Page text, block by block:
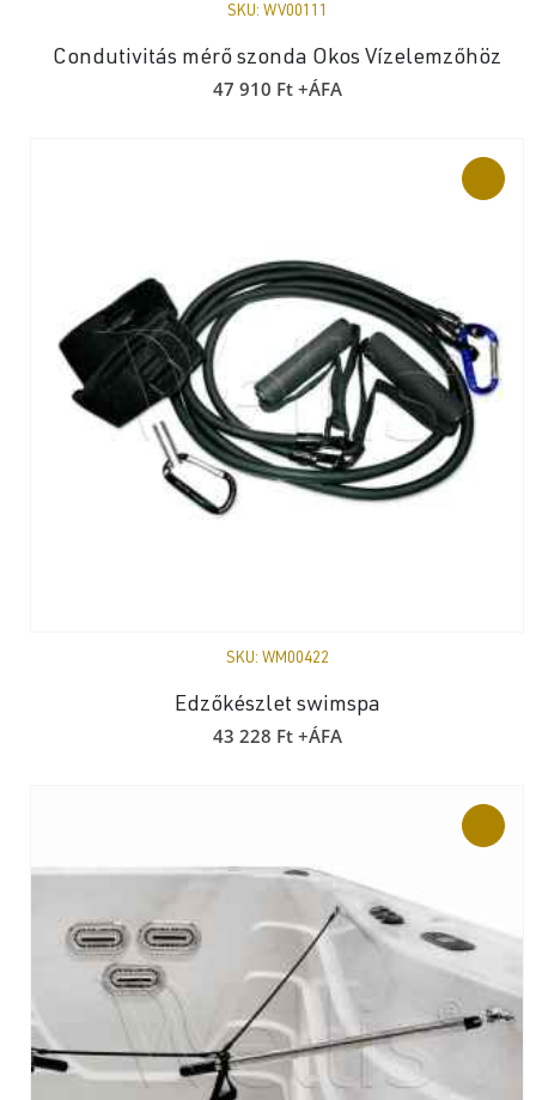
SKU: WV00111
Condutivitás mérő szonda Okos Vízelemzőhöz
47 910 Ft+ÁFA
SKU: WM00422
Edzőkészlet swimspa
43 228 Ft+ÁFA